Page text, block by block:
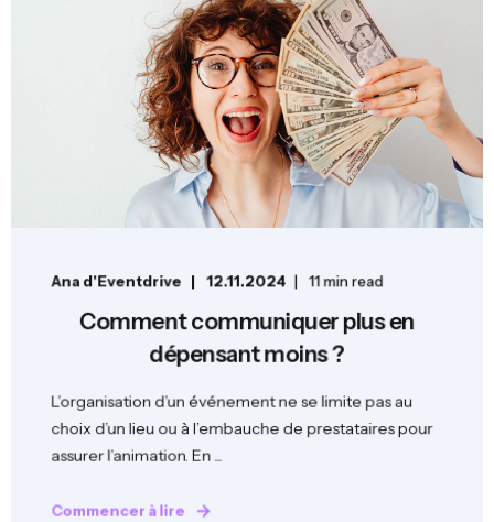
Ana d'Eventdrive 12.11.2024 11 min read
Comment communiquer plus en
dépensant moins ?
L’organisation d’un événement ne se limite pas au
choix d’un lieu ou à l’embauche de prestataires pour
assurer l’animation. En ...
Commencer à lire